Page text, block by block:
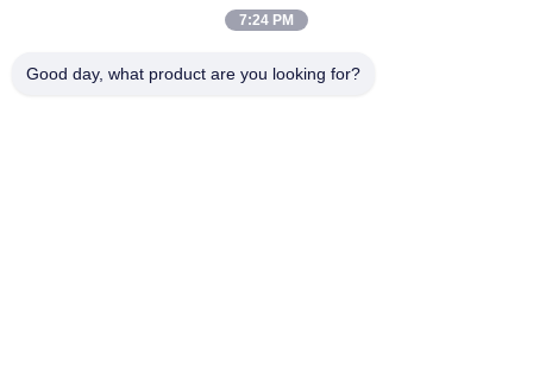
Διεύθυνση: Δρόμος Chaoyang, κωμόπολη Zhotie, πόλη
7:24 PM
Good day, what product are you looking for?